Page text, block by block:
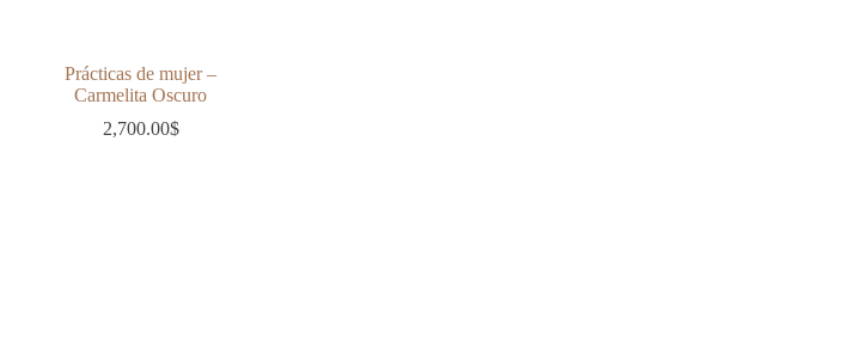
Prácticas de mujer –
Carmelita Oscuro
2,700.00$